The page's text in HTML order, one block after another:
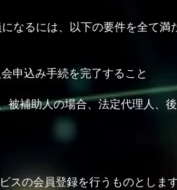
なるには、以下の要件を全て満
申込み⼿続を完了すること
被補助⼈の場合、法定代理⼈、
スの会員登録を⾏うものとします